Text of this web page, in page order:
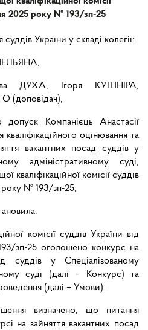
2025 року № 193/зп-25
суддів України у складі колегії:
ДУХА, Ігоря КУШНІРА,
(доповідач),
Компанієць Анастасії
оцінювання та
вакантних посад суддів у
адміністративному суді,
кваліфікаційної комісії суддів
року № 193/зп-25,
комісії суддів України від
зп-25 оголошено конкурс на
суддів у Спеціалізованому
суді (далі – Конкурс) та
(далі – Умови).
визначено, що питання
на зайняття вакантних посад